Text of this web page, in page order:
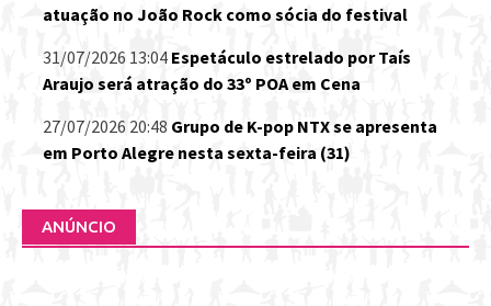
atuação no João Rock como sócia do festival
31/07/2026 13:04 Espetáculo estrelado por Taís
Araujo será atração do 33º POA em Cena
27/07/2026 20:48 Grupo de K-pop NTX se apresenta
em Porto Alegre nesta sexta-feira (31)
ANÚNCIO